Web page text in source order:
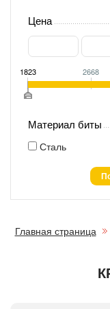
Цена
1823 2668
Материал биты
Сталь
Главная страница